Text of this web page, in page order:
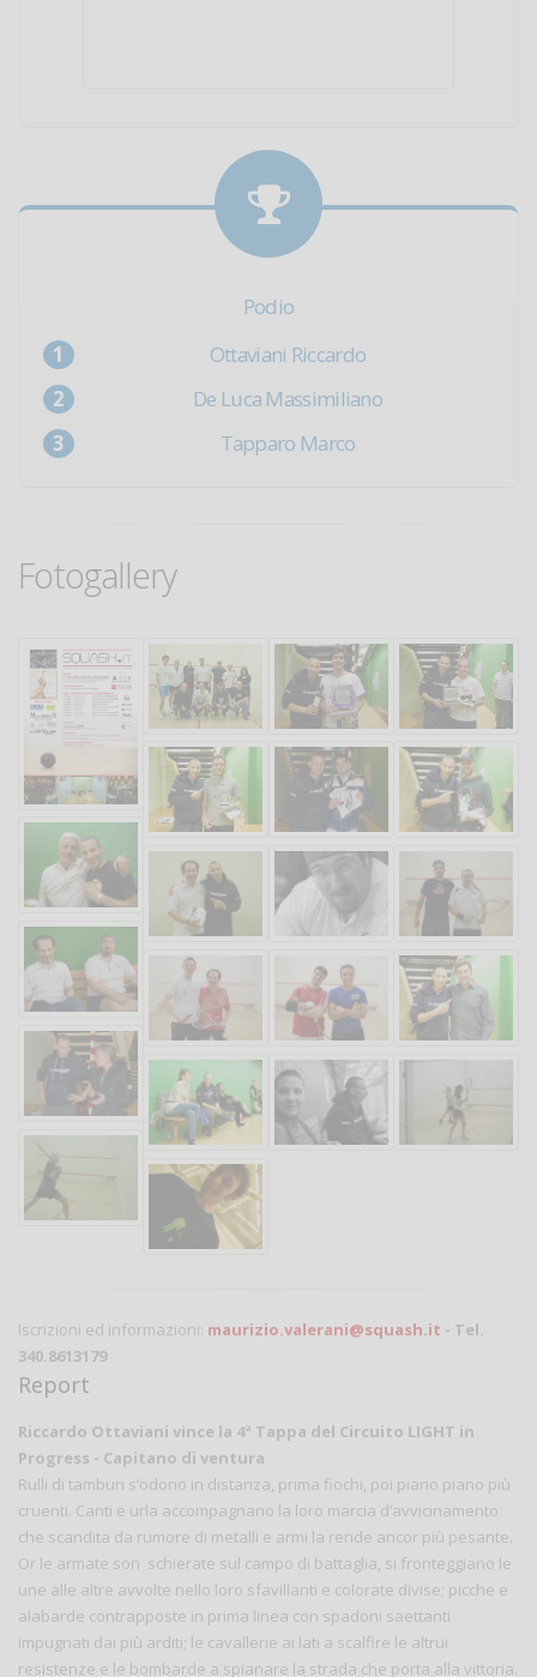
Podio
Ottaviani Riccardo
De Luca Massimiliano
Tapparo Marco
Fotogallery
Iscrizioni ed informazioni: maurizio.valerani@squash.it - Tel.
340.8613179
Report
Riccardo Ottaviani vince la 4ª Tappa del Circuito LIGHT in
Progress - Capitano di ventura
Rulli di tamburi s’odono in distanza, prima fiochi, poi piano piano più
cruenti. Canti e urla accompagnano la loro marcia d’avvicinamento
che scandita da rumore di metalli e armi la rende ancor più pesante.
Or le armate son schierate sul campo di battaglia, si fronteggiano le
une alle altre avvolte nello loro sfavillanti e colorate divise; picche e
alabarde contrapposte in prima linea con spadoni saettanti
impugnati dai più arditi; le cavallerie ai lati a scalfire le altrui
resistenze e le bombarde a spianare la strada che porta alla vittoria.